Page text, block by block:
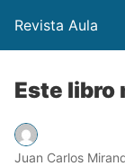
Revista Aula
Este libro
Juan Carlos